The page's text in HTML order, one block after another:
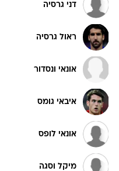
דני גרסיה
ראול גרסיה
אונאי ונסדור
איבאי גומס
אונאי לופס
מיקל וסגה